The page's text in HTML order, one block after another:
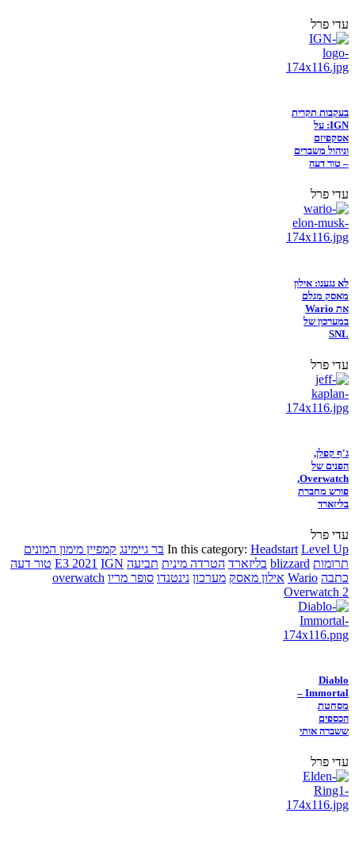
עדי פרל
בעקבות תקרית
IGN: על
אסקפיזם
וניהול משברים
– טור דעה
עדי פרל
לא נגענו: אילון
מאסק מגלם
את Wario
במערכון של
SNL
עדי פרל
ג'ף קפלן,
הפנים של
Overwatch,
פורש מחברת
בליזארד
עדי פרל
In this category: Headstart Level Up בר גיימינג קמפיין מימון המונים
תרומות blizzard בליזארד הטרדה מינית תביעה E3 2021 IGN
טור דעה
כתבה Wario אילון מאסק מערכון נינטנדו סופר מריו overwatch
Overwatch 2
Diablo
Immortal –
מסחטת
הכספים
ששברה אותי
עדי פרל